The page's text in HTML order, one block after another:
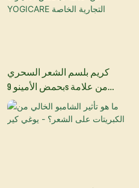
كريم بلسم الشعر السحري
بحمض الأمينو 9s من علامة
YOGICARE التجارية الخاصة